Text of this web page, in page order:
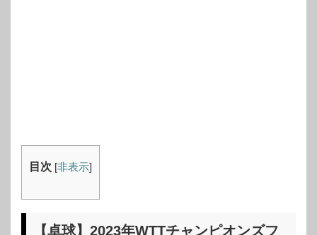
目次 [非表示]
【卓球】2023年WTTチャンピオンズフ